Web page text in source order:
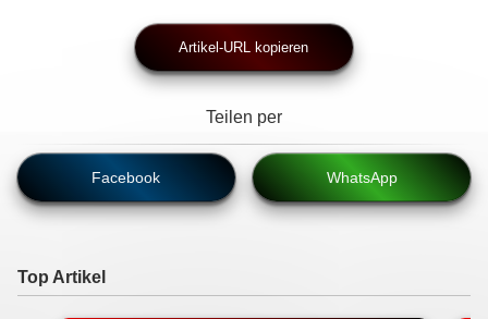
Artikel-URL kopieren
Teilen per
Facebook WhatsApp
Top Artikel